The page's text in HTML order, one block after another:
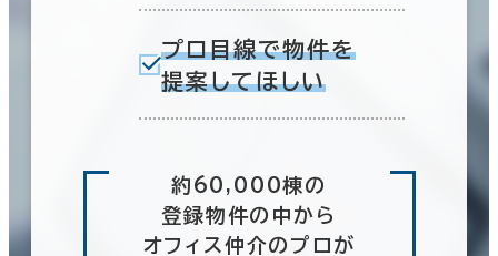
プロ目線で物件を
提案してほしい
約60,000棟の
登録物件の中から
オフィス仲介のプロが